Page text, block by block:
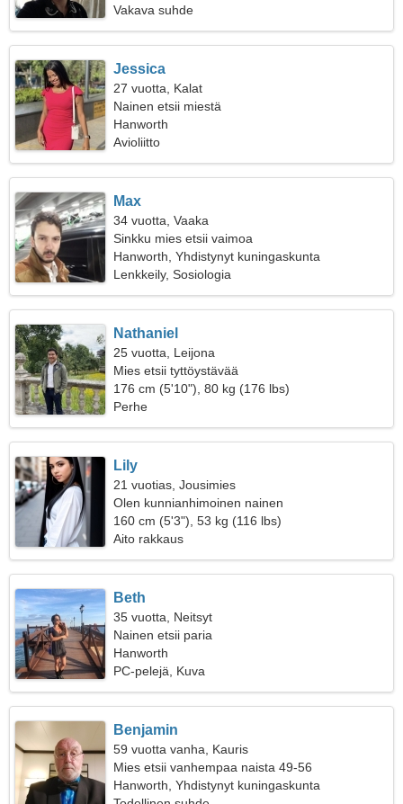
Vakava suhde
Jessica
27 vuotta, Kalat
Nainen etsii miestä
Hanworth
Avioliitto
Max
34 vuotta, Vaaka
Sinkku mies etsii vaimoa
Hanworth, Yhdistynyt kuningaskunta
Lenkkeily, Sosiologia
Nathaniel
25 vuotta, Leijona
Mies etsii tyttöystävää
176 cm (5'10"), 80 kg (176 lbs)
Perhe
Lily
21 vuotias, Jousimies
Olen kunnianhimoinen nainen
160 cm (5'3"), 53 kg (116 lbs)
Aito rakkaus
Beth
35 vuotta, Neitsyt
Nainen etsii paria
Hanworth
PC-pelejä, Kuva
Benjamin
59 vuotta vanha, Kauris
Mies etsii vanhempaa naista 49-56
Hanworth, Yhdistynyt kuningaskunta